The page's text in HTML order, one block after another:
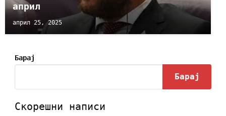
април
април 25, 2025
Барај
Барај
Скорешни написи